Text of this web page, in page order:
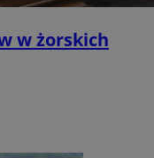
w żorskich